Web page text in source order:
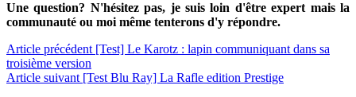
Une question? N'hésitez pas, je suis loin d'être expert mais la
communauté ou moi même tenterons d'y répondre.
Article précédent [Test] Le Karotz : lapin communiquant dans sa
troisième version
Article suivant [Test Blu Ray] La Rafle edition Prestige